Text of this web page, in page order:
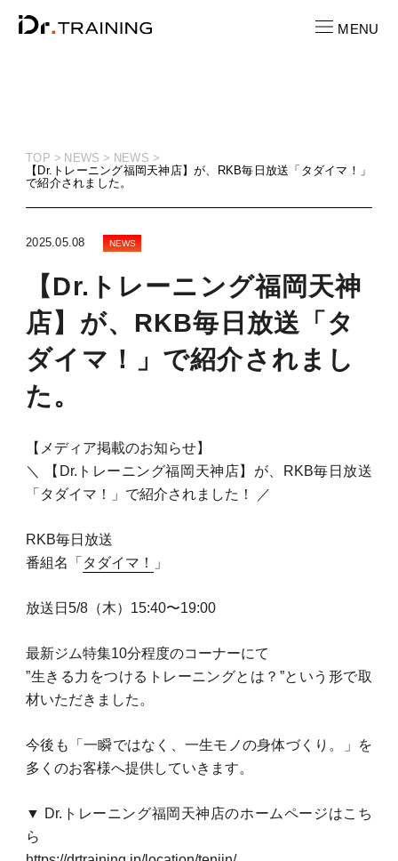
TOP NEWS
NEWS
【Dr.トレーニング福岡天神店】が、RKB毎日放送「タダイマ！」
で紹介されました。
2025.05.08 NEWS
【Dr.トレーニング福岡天神
店】が、RKB毎日放送「タ
ダイマ！」で紹介されまし
た。
【メディア掲載のお知らせ】
＼ 【Dr.トレーニング福岡天神店】が、RKB毎日放送
「タダイマ！」で紹介されました！ ／
RKB毎日放送
番組名「 タダイマ！ 」
放送日5/8（木）15:40〜19:00
最新ジム特集10分程度のコーナーにて
”生きる力をつけるトレーニングとは？”という形で取
材いただきました。
今後も「一瞬ではなく、一生モノの身体づくり。」を
多くのお客様へ提供していきます。
▼ Dr.トレーニング福岡天神店のホームページはこち
ら
店舗一覧
CAST
トレーニング
メディア
MENU